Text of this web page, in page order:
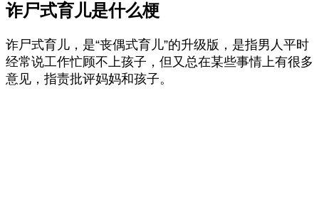
诈尸式育儿是什么梗
诈尸式育儿，是“‌‌‌‌‌‌‌‌‌丧偶式育儿”的升级版，是指男人平时
经常说工作忙顾不上孩子，但又总在某些事情上有很多
意见，指责批评妈妈和孩子。